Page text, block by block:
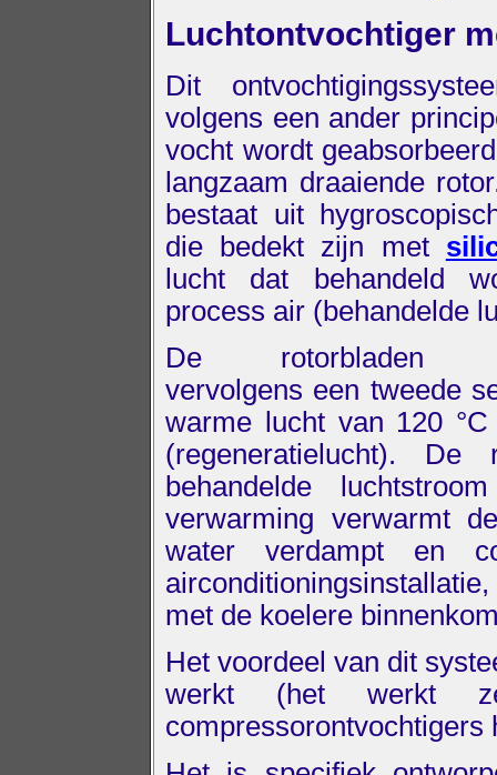
Luchtontvochtiger
Dit
volgens een ander
vocht wordt
langzaam draaiende
bestaat uit
die bedekt zijn met
lucht dat behandeld
process air (behandelde
De rotorbladen
vervolgens een tweede
warme lucht van 120 °C
(regeneratielucht).
behandelde
verwarming verwarmt
water verdampt en
met de koelere
Het voordeel van dit
werkt (het werkt